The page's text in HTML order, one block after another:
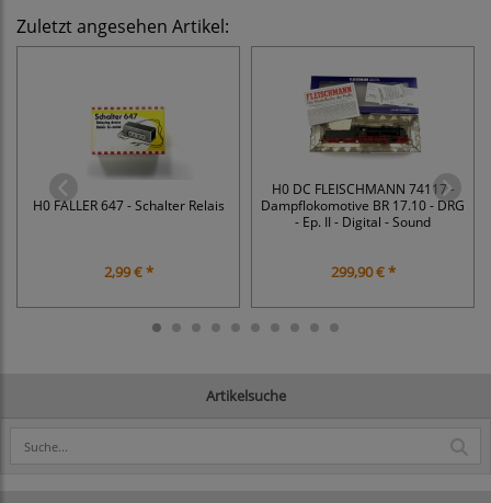
Artikelsuche
Zuletzt angesehen Artikel:
H0 FALLER 647 - Schalter Relais
2,99 € *
H0 DC FLEISCHMANN 74117 -
Dampflokomotive BR 17.10 - DRG
- Ep. II - Digital - Sound
299,90 € *